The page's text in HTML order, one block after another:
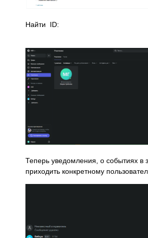
Найти ID:
Теперь уведомления, о событиях в
приходить конкретному